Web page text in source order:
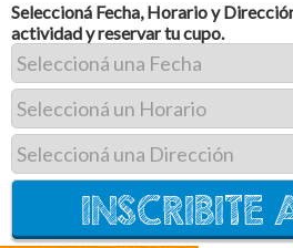
Seleccioná Fecha, Horario y
actividad y reservar tu cupo.